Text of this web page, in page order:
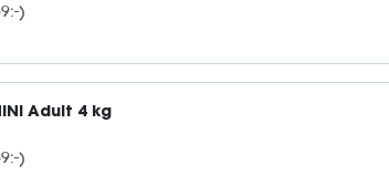
)
Adult 4 kg
)